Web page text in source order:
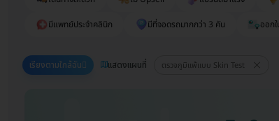
มีแพทย์ประจำคลินิก
มีที่จอดรถมากกว่า 3 คัน ออก
เรียงตามใกล้ฉัน แสดงแผนที่ ตรวจภูมิแพ้แบบ Skin Test